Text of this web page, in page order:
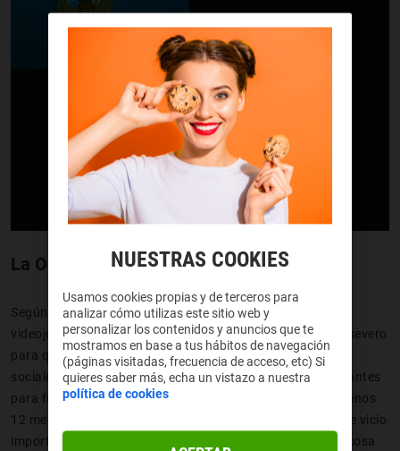
La OMS define los límites
Según la OMS, “para ser diagnosticado de trastorno del
videojuego, el comportamiento debe ser suficientemente severo
para que resulte en disfunciones personales, familiares,
sociales, educativas, ocupacionales u otras áreas importantes
para funcionar y habrían sido evidentes durante por lo menos
12 meses”. O sea, que todos podemos pasar una época de vicio
importante, pero cuando te encallas en una pantalla y la cosa
NUESTRAS COOKIES
Usamos cookies propias y de terceros para
analizar cómo utilizas este sitio web y
personalizar los contenidos y anuncios que te
mostramos en base a tus hábitos de navegación
(páginas visitadas, frecuencia de acceso, etc) Si
quieres saber más, echa un vistazo a nuestra
política de cookies